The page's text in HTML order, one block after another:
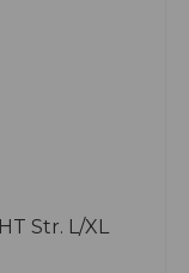
Str. L/XL